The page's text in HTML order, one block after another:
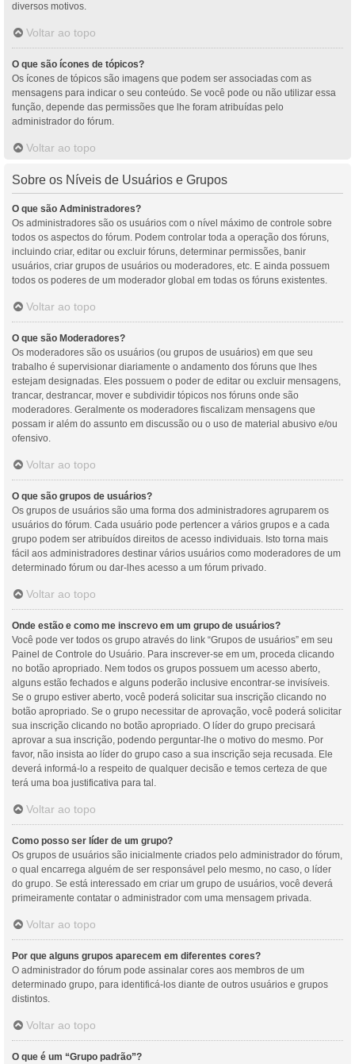
diversos motivos.
Voltar ao topo
O que são ícones de tópicos?
Os ícones de tópicos são imagens que podem ser associadas com as
mensagens para indicar o seu conteúdo. Se você pode ou não utilizar essa
função, depende das permissões que lhe foram atribuídas pelo
administrador do fórum.
Voltar ao topo
Sobre os Níveis de Usuários e Grupos
O que são Administradores?
Os administradores são os usuários com o nível máximo de controle sobre
todos os aspectos do fórum. Podem controlar toda a operação dos fóruns,
incluindo criar, editar ou excluir fóruns, determinar permissões, banir
usuários, criar grupos de usuários ou moderadores, etc. E ainda possuem
todos os poderes de um moderador global em todas os fóruns existentes.
Voltar ao topo
O que são Moderadores?
Os moderadores são os usuários (ou grupos de usuários) em que seu
trabalho é supervisionar diariamente o andamento dos fóruns que lhes
estejam designadas. Eles possuem o poder de editar ou excluir mensagens,
trancar, destrancar, mover e subdividir tópicos nos fóruns onde são
moderadores. Geralmente os moderadores fiscalizam mensagens que
possam ir além do assunto em discussão ou o uso de material abusivo e/ou
ofensivo.
Voltar ao topo
O que são grupos de usuários?
Os grupos de usuários são uma forma dos administradores agruparem os
usuários do fórum. Cada usuário pode pertencer a vários grupos e a cada
grupo podem ser atribuídos direitos de acesso individuais. Isto torna mais
fácil aos administradores destinar vários usuários como moderadores de um
determinado fórum ou dar-lhes acesso a um fórum privado.
Voltar ao topo
Onde estão e como me inscrevo em um grupo de usuários?
Você pode ver todos os grupo através do link “Grupos de usuários” em seu
Painel de Controle do Usuário. Para inscrever-se em um, proceda clicando
no botão apropriado. Nem todos os grupos possuem um acesso aberto,
alguns estão fechados e alguns poderão inclusive encontrar-se invisíveis.
Se o grupo estiver aberto, você poderá solicitar sua inscrição clicando no
botão apropriado. Se o grupo necessitar de aprovação, você poderá solicitar
sua inscrição clicando no botão apropriado. O líder do grupo precisará
aprovar a sua inscrição, podendo perguntar-lhe o motivo do mesmo. Por
favor, não insista ao líder do grupo caso a sua inscrição seja recusada. Ele
deverá informá-lo a respeito de qualquer decisão e temos certeza de que
terá uma boa justificativa para tal.
Voltar ao topo
Como posso ser líder de um grupo?
Os grupos de usuários são inicialmente criados pelo administrador do fórum,
o qual encarrega alguém de ser responsável pelo mesmo, no caso, o líder
do grupo. Se está interessado em criar um grupo de usuários, você deverá
primeiramente contatar o administrador com uma mensagem privada.
Voltar ao topo
Por que alguns grupos aparecem em diferentes cores?
O administrador do fórum pode assinalar cores aos membros de um
determinado grupo, para identificá-los diante de outros usuários e grupos
distintos.
Voltar ao topo
O que é um “Grupo padrão”?